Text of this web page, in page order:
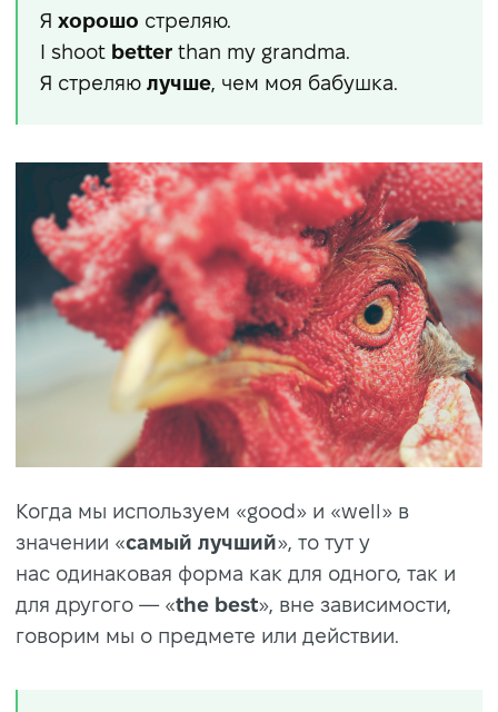
Я хорошо стреляю.
I shoot better than my grandma.
Я стреляю лучше, чем моя бабушка.
Когда мы используем «good» и «well» в
значении «самый лучший», то тут у
нас одинаковая форма как для одного, так и
для другого — «the best», вне зависимости,
говорим мы о предмете или действии.